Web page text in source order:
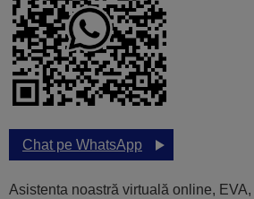
Chat pe WhatsApp
Asistenta noastră virtuală online,